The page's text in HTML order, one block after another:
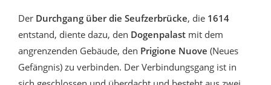
Der Durchgang über die Seufzerbrücke, die 1614
entstand, diente dazu, den Dogenpalast mit dem
angrenzenden Gebäude, den Prigione Nuove (Neues
Gefängnis) zu verbinden. Der Verbindungsgang ist in